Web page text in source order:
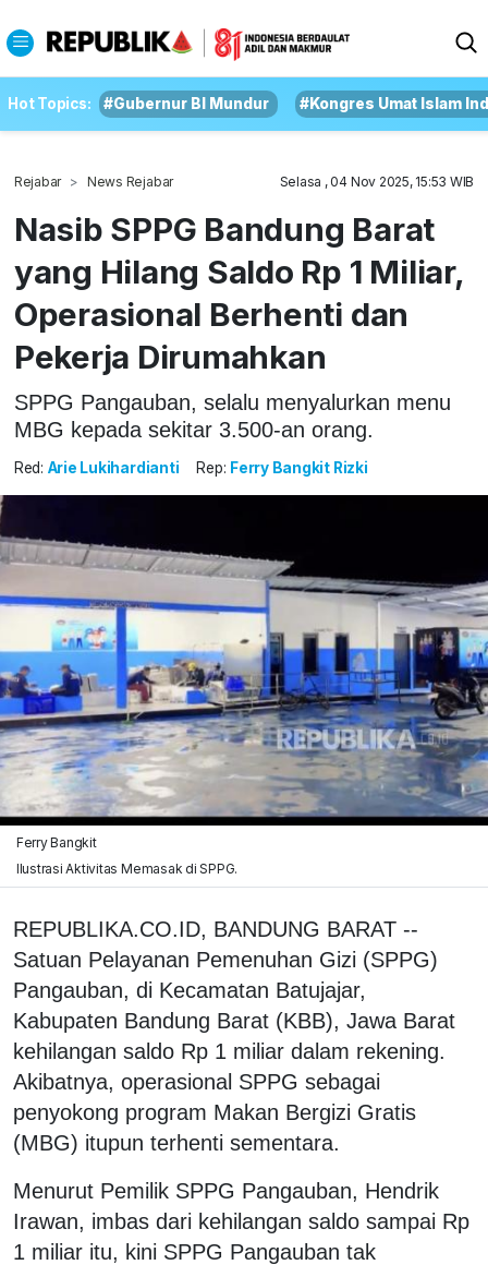
Hot Topics: #Gubernur BI Mundur #Kongres Umat Islam
Rejabar News Rejabar Selasa , 04 Nov 2025, 15:53 WIB
Nasib SPPG Bandung Barat
yang Hilang Saldo Rp 1 Miliar,
Operasional Berhenti dan
Pekerja Dirumahkan
SPPG Pangauban, selalu menyalurkan menu
MBG kepada sekitar 3.500-an orang.
Red: Arie Lukihardianti Rep: Ferry Bangkit Rizki
Ferry Bangkit
Ilustrasi Aktivitas Memasak di SPPG.
REPUBLIKA.CO.ID, BANDUNG BARAT --
Satuan Pelayanan Pemenuhan Gizi (SPPG)
Pangauban, di Kecamatan Batujajar,
Kabupaten Bandung Barat (KBB), Jawa Barat
kehilangan saldo Rp 1 miliar dalam rekening.
Akibatnya, operasional SPPG sebagai
penyokong program Makan Bergizi Gratis
(MBG) itupun terhenti sementara.
Menurut Pemilik SPPG Pangauban, Hendrik
Irawan, imbas dari kehilangan saldo sampai Rp
1 miliar itu, kini SPPG Pangauban tak